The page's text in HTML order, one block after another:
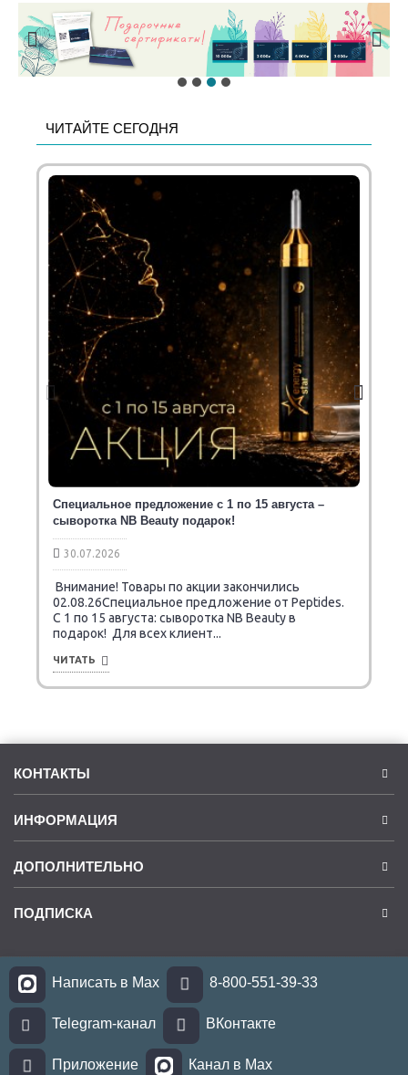
ЧИТАЙТЕ СЕГОДНЯ
Специальное предложение с 1 по 15 августа –
сыворотка NB Beauty подарок!
30.07.2026
Внимание! Товары по акции закончились
02.08.26Специальное предложение от Peptides.
C 1 по 15 августа: сыворотка NB Beauty в
подарок! Для всех клиент...
ЧИТАТЬ
КОНТАКТЫ
ИНФОРМАЦИЯ
ДОПОЛНИТЕЛЬНО
ПОДПИСКА
Написать в Max 8-800-551-39-33
Telegram-канал ВКонтакте
Приложение Канал в Max